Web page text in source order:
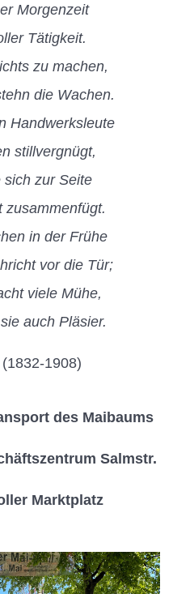
Morgenzeit
Tätigkeit.
zu machen,
die Wachen.
Handwerksleute
stillvergnügt,
zur Seite
zusammenfügt.
in der Frühe
vor die Tür;
viele Mühe,
auch Pläsier.
1908)
des Maibaums
Salmstr.
Marktplatz